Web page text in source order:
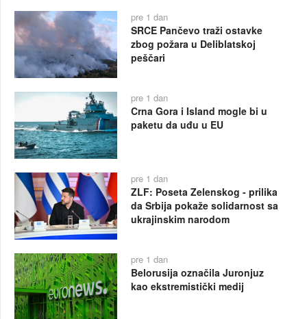
pre 1 dan
SRCE Pančevo traži ostavke
zbog požara u Deliblatskoj
peščari
pre 1 dan
Crna Gora i Island mogle bi u
paketu da uđu u EU
pre 1 dan
ZLF: Poseta Zelenskog - prilika
da Srbija pokaže solidarnost sa
ukrajinskim narodom
pre 1 dan
Belorusija označila Juronjuz
kao ekstremistički medij